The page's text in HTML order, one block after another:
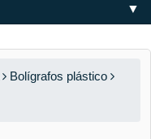
▼
Bolígrafos plástico